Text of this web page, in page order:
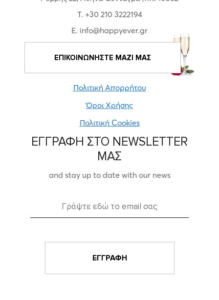
T. +30 210 3222194
E. info@happyever.gr
ΕΠΙΚΟΙΝΩΝΗΣΤΕ ΜΑΖΙ ΜΑΣ
Πολιτική Απορρήτου
Όροι Χρήσης
Πολιτική Cookies
ΕΓΓΡΑΦΗ ΣΤΟ NEWSLETTER
ΜΑΣ
and stay up to date with our news